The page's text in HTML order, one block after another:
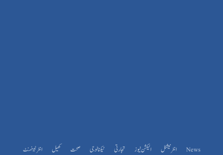
News انٹرنیشنل الیکشن نیوز تجارتی ٹیکنالوجی صحت کھیل انٹرٹینمنٹ